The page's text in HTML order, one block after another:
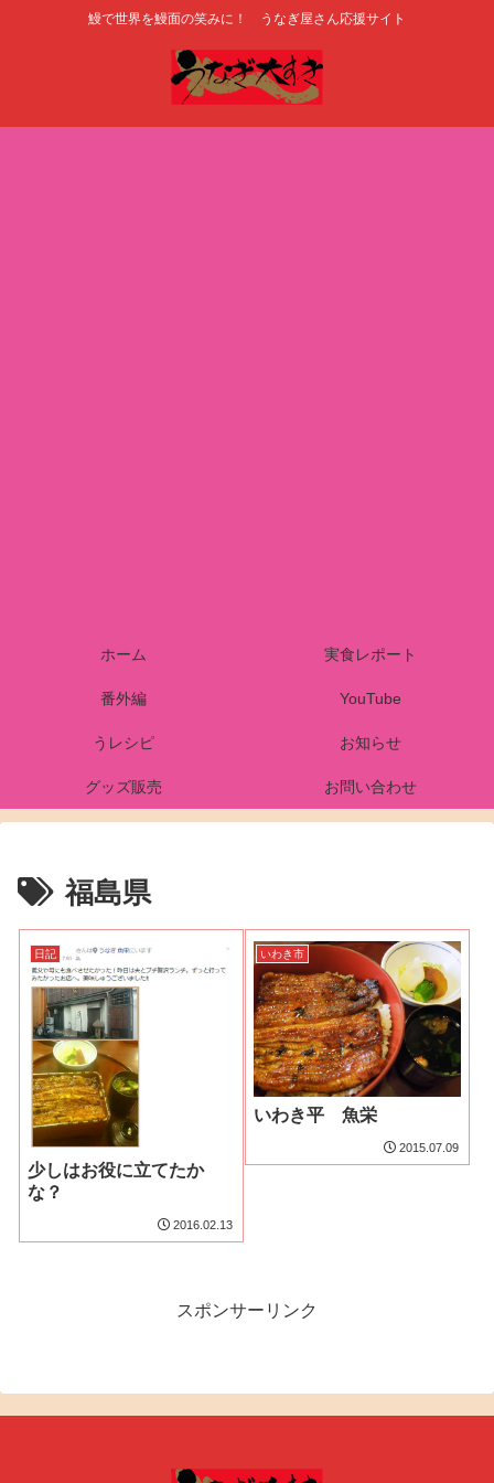
鰻で世界を鰻面の笑みに！ うなぎ屋さん応援サイト
ホーム 実食レポート
番外編 YouTube
うレシピ お知らせ
グッズ販売 お問い合わせ
福島県
日記
少しはお役に立てたか
な？
2016.02.13
いわき市
いわき平 魚栄
2015.07.09
スポンサーリンク